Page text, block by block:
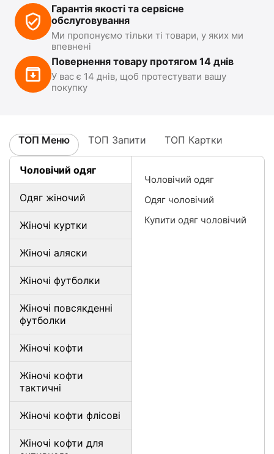
Гарантія якості та сервісне
обслуговування
Ми пропонуємо тільки ті товари, у яких ми
впевнені
Повернення товару протягом 14 днів
У вас є 14 днів, щоб протестувати вашу
покупку
ТОП Меню ТОП Запити ТОП Картки
Чоловічий одяг
Одяг жіночий
Жіночі куртки
Жіночі аляски
Жіночі футболки
Жіночі повсякденні
футболки
Жіночі кофти
Жіночі кофти
тактичні
Жіночі кофти флісові
Жіночі кофти для
Чоловічий одяг
Одяг чоловічий
Купити одяг чоловічий